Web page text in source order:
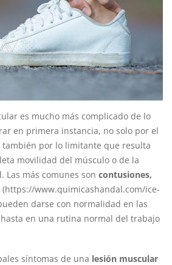
es mucho más complicado de lo
en primera instancia, no solo por el
por lo limitante que resulta
movilidad del músculo o de la
Las más comunes son contusiones,
(https://www.quimicashandal.com/ice-
darse con normalidad en las
en una rutina normal del trabajo
síntomas de una lesión muscular